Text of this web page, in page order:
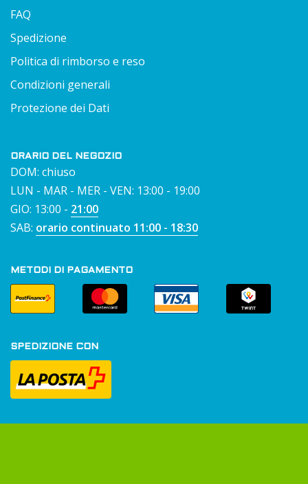
FAQ
Spedizione
Politica di rimborso e reso
Condizioni generali
Protezione dei Dati
ORARIO DEL NEGOZIO
DOM: chiuso
LUN - MAR - MER - VEN: 13:00 - 19:00
GIO: 13:00 - 21:00
SAB: orario continuato 11:00 - 18:30
METODI DI PAGAMENTO
SPEDIZIONE CON